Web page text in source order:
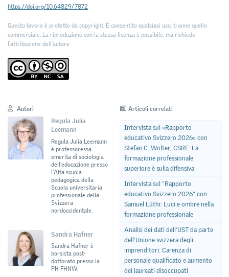
https://doi.org/10.64829/7872
Questo lavoro è protetto da copyright. È consentito qualsiasi uso, tranne quello
commerciale. La riproduzione con la stessa licenza è possibile, ma richiede
l'attribuzione dell’autore.
Autori
Regula Julia
Leemann
Regula Julia Leemann
è professoressa
emerita di sociologia
dell'educazione presso
l'Alta scuola
pedagogica della
Scuola universitaria
professionale della
Svizzera
nordoccidentale.
Sandra Hafner
Sandra Hafner è
borsista post-
dottorato presso la
PH FHNW.
Articoli correlati
Intervista sul «Rapporto
educativo Svizzero 2026» con
Stefan C. Wolter, CSRE: La
formazione professionale
superiore è sulla difensiva
Intervista sul "Rapporto
educativo Svizzero 2026“ con
Samuel Lüthi: Luci e ombre nella
formazione professionale
Analisi dei dati dell'UST da parte
dell'Unione svizzera degli
imprenditori: Carenza di
personale qualificato e aumento
dei laureati disoccupati